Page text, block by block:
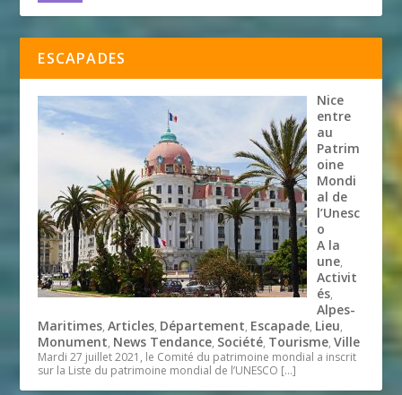
ESCAPADES
Nice
entre
au
Patrim
oine
Mondi
al de
l’Unesc
o
A la
une,
Activit
és,
Alpes-
Maritimes,Articles, Département, Escapade, Lieu,
Monument, News Tendance, Société, Tourisme,Ville
Mardi 27 juillet 2021, le Comité du patrimoine mondial a inscrit
sur la Liste du patrimoine mondial de l’UNESCO […]